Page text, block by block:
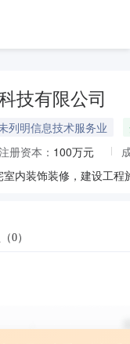
技有限公司
列明信息技术服务业
册资本： 100万元
（0）